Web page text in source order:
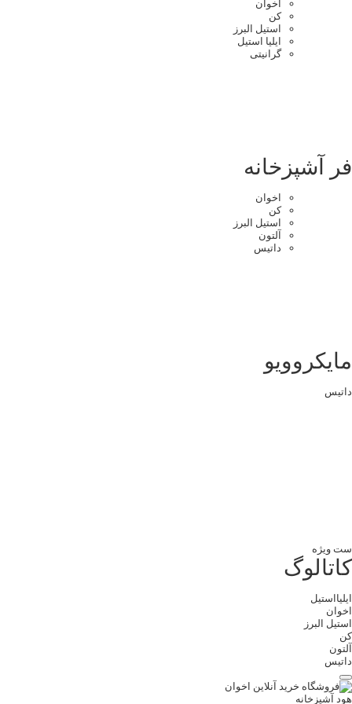
اخوان
کن
استیل البرز
ایلیا استیل
گرانیتی
فر آشپزخانه
اخوان
کن
استیل البرز
آلتون
داتیس
مایکروویو
داتیس
ست ویژه
کاتالوگ
ایلیااستیل
اخوان
استیل البرز
کن
آلتون
داتیس
هود آشپزخانه